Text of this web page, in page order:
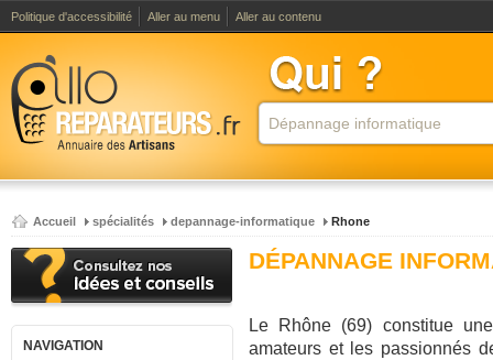
Politique d'accessibilité Aller au menu Aller au contenu
Accueil spécialités depannage-informatique Rhone
NAVIGATION
DÉPANNAGE
Le Rhône (69) constitue
amateurs et les passionnés